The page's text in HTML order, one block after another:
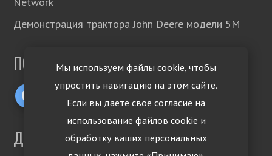
Мы используем файлы cookie, чтобы
упростить навигацию на этом сайте.
Если вы даете свое согласие на
использование файлов cookie и
обработку ваших персональных
Демонстрация трактора John Deere модели 5М
ПОДПИСЫВАЙТЕСЬ!
ДРУГИЕ ЯЗЫКИ